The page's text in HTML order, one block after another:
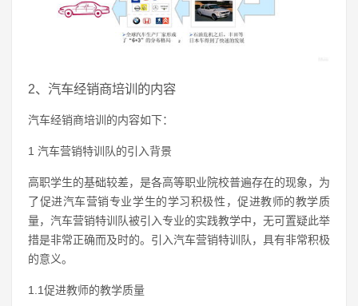
2、汽车经销商培训的内容
汽车经销商培训的内容如下：
1 汽车营销特训队的引入背景
高职学生的基础较差，是各高等职业院校普遍存在的现象，为
了促进汽车营销专业学生的学习积极性，促进教师的教学质
量，汽车营销特训队被引入专业的实践教学中，无可置疑此举
措是非常正确而及时的。引入汽车营销特训队，具有非常积极
的意义。
1.1促进教师的教学质量